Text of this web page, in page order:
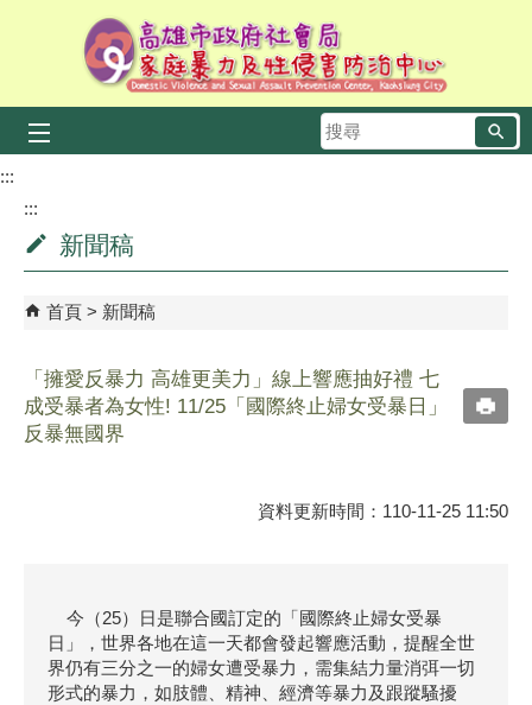
跳到主要內容區塊
搜
尋
:::
:::
新聞稿
首頁 新聞稿
「擁愛反暴力 高雄更美力」線上響應抽好禮 七
成受暴者為女性! 11/25「國際終止婦女受暴日」
反暴無國界
資料更新時間：110-11-25 11:50
今（25）日是聯合國訂定的「國際終止婦女受暴
日」，世界各地在這一天都會發起響應活動，提醒全世
界仍有三分之一的婦女遭受暴力，需集結力量消弭一切
形式的暴力，如肢體、精神、經濟等暴力及跟蹤騷擾